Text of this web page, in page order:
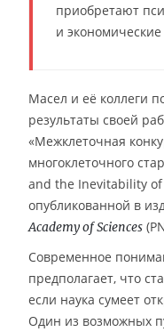
приобретают
и
Масел и её коллеги
результаты своей
«Межклеточная
многоклеточного
and the Inevitability
опубликованной в
Academy of Sciences
Современное
предполагает, что
если наука сумеет
Один из возможных